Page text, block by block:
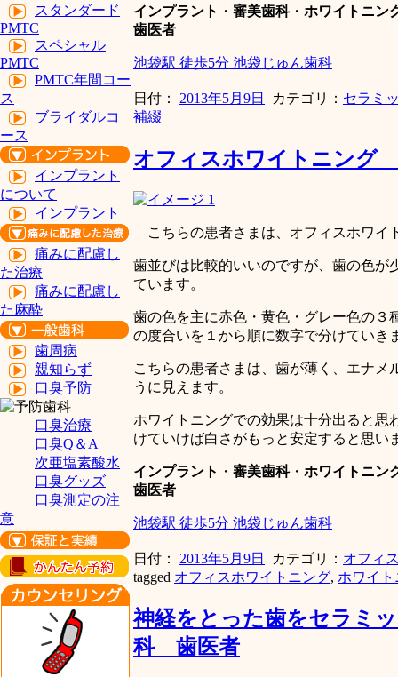
スタンダード
PMTC
スペシャル
PMTC
PMTC年間コー
ス
ブライダルコ
ース
インプラント
について
インプラント
痛みに配慮し
た治療
痛みに配慮し
た麻酔
歯周病
親知らず
口臭予防
口臭治療
口臭Q＆A
次亜塩素酸水
口臭グッズ
口臭測定の注
意
インプラント ・ 審美歯科・ ホワイトニン
歯医者
池袋駅 徒歩5分 池袋じゅん歯科
日付： 2013年5月9日 カテゴリ： セラミ
補綴
オフィスホワイトニン
こちらの患者さまは、オフィスホワイ
歯並びは比較的いいのですが、歯の色が
ています。
歯の色を主に赤色・黄色・グレー色の３
の度合いを１から順に数字で分けていき
こちらの患者さまは、歯が薄く、エナ
うに見えます。
ホワイトニングでの効果は十分出ると
けていけば白さがもっと安定すると思い
インプラント ・ 審美歯科・ ホワイトニン
歯医者
池袋駅 徒歩5分 池袋じゅん歯科
日付： 2013年5月9日 カテゴリ： オフィ
tagged オフィスホワイトニング, ホワイ
神経をとった歯をセラ
科 歯医者